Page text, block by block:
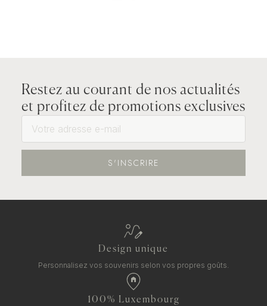
Restez au courant de nos actualités
et profitez de promotions exclusives
S'INSCRIRE
Design unique
Personnalisez vos souvenirs selon vos propres goûts.
100% Luxembourg